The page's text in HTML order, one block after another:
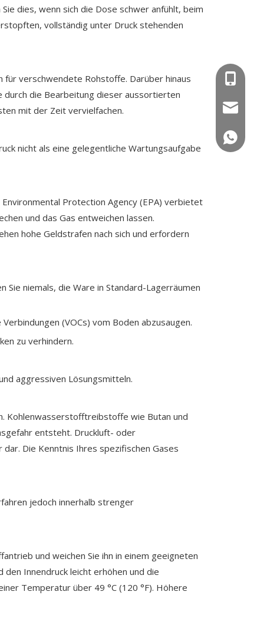
dies, wenn sich die Dose schwer anfühlt, beim
vollständig unter Druck stehenden
für verschwendete Rohstoffe. Darüber hinaus
die Bearbeitung dieser aussortierten
mit der Zeit vervielfachen.
nicht als eine gelegentliche Wartungsaufgabe
Protection Agency (EPA) verbietet
und das Gas entweichen lassen.
hohe Geldstrafen nach sich und erfordern
Sie niemals, die Ware in Standard-Lagerräumen
(VOCs) vom Boden abzusaugen.
zu verhindern.
aggressiven Lösungsmitteln.
Kohlenwasserstofftreibstoffe wie Butan und
entsteht. Druckluft- oder
Die Kenntnis Ihres spezifischen Gases
jedoch innerhalb strenger
und weichen Sie ihn in einem geeigneten
Innendruck leicht erhöhen und die
Temperatur über 49 °C (120 °F). Höhere
+86-
+86